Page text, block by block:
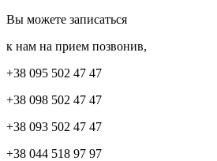
Вы можете записаться
к нам на прием позвонив,
+38 095 502 47 47
+38 098 502 47 47
+38 093 502 47 47
+38 044 518 97 97